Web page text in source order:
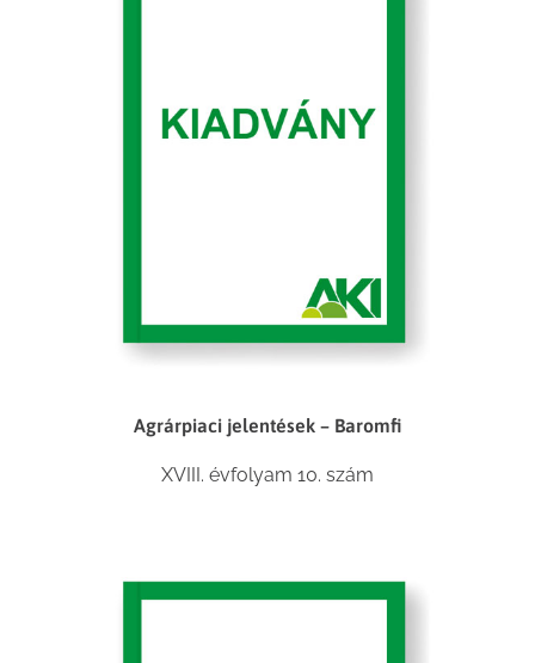
Agrárpiaci jelentések – Baromfi
XVIII. évfolyam 10. szám